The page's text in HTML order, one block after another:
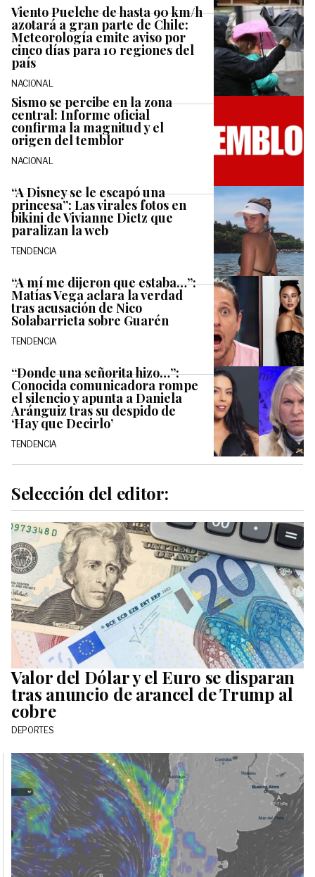
Viento Puelche de hasta 90 km/h
azotará a gran parte de Chile:
Meteorología emite aviso por
cinco días para 10 regiones del
país
NACIONAL
Sismo se percibe en la zona
central: Informe oficial
confirma la magnitud y el
origen del temblor
NACIONAL
“A Disney se le escapó una
princesa”: Las virales fotos en
bikini de Vivianne Dietz que
paralizan la web
TENDENCIA
“A mí me dijeron que estaba…”:
Matías Vega aclara la verdad
tras acusación de Nico
Solabarrieta sobre Guarén
TENDENCIA
“Donde una señorita hizo…”:
Conocida comunicadora rompe
el silencio y apunta a Daniela
Aránguiz tras su despido de
‘Hay que Decirlo’
TENDENCIA
Selección del editor:
Valor del Dólar y el Euro se disparan
tras anuncio de arancel de Trump al
cobre
DEPORTES